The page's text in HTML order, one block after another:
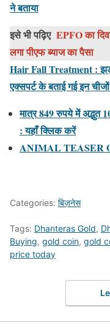
ने बताया
इसे भी पढ़िए EPFO का
लगा पीएफ ब्याज का पैसा
Hair Fall Treatment :
एक्सपर्ट के बताई गई इन
मात्र 849 रुपये में अद्भुत
: यहाँ क्लिक करें
ANIMAL TEASER
Categories: बिज़नेस
Tags: Dhanteras Gold,
Buying, gold coin, gold
price today